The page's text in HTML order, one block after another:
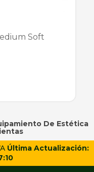
Soft
De Estética
Última Actualización: